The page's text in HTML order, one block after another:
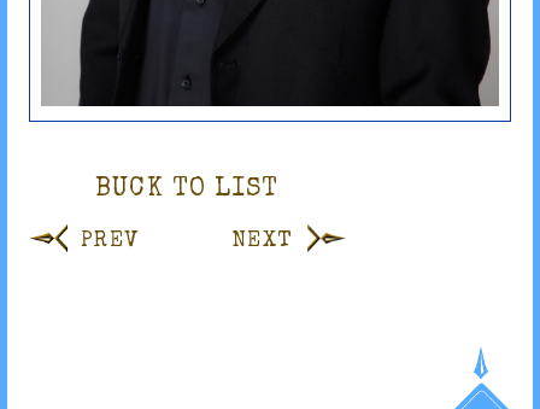
BUCK TO LIST
PREV NEXT